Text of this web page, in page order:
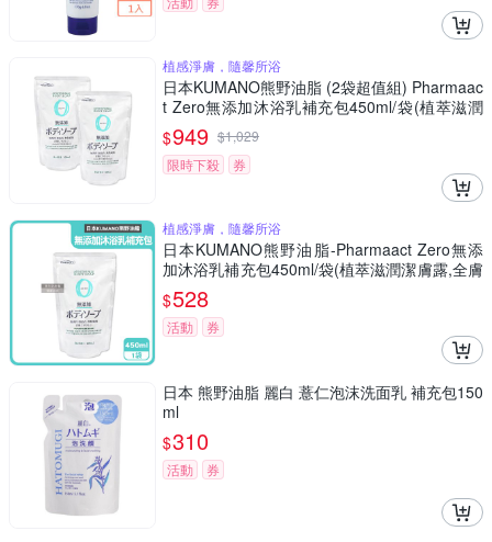
植感淨膚，隨馨所浴
日本KUMANO熊野油脂 (2袋超值組) Pharmaac
t Zero無添加沐浴乳補充包450ml/袋(植萃滋潤
潔膚露,全膚質適用洗澡乳,綿密泡沫身體清潔露,
0香料色素防腐劑)
$949 $1,029
限時下殺
券
植感淨膚，隨馨所浴
日本KUMANO熊野油脂-Pharmaact Zero無添
加沐浴乳補充包450ml/袋(植萃滋潤潔膚露,全膚
質適用洗澡乳,綿密泡沫身體清潔露,0香料色素
防腐劑)
$528
活動 券
日本 熊野油脂 麗白 薏仁泡沫洗面乳 補充包150
ml
$310
活動 券